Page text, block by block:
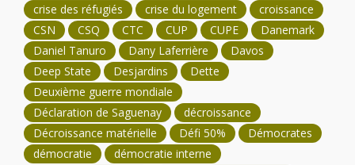
crise des réfugiés
crise du logement
croissance
CSN
CSQ CTC CUP CUPE
Danemark
Daniel Tanuro
Dany Laferrière
Davos
Deep State
Desjardins
Dette
Deuxième guerre mondiale
Déclaration de Saguenay
décroissance
Décroissance matérielle
Défi 50%
Démocrates
démocratie
démocratie interne